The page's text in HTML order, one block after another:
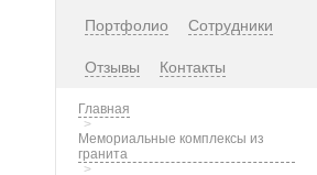
Портфолио Сотрудники
Отзывы Контакты
Главная
Мемориальные комплексы из
гранита